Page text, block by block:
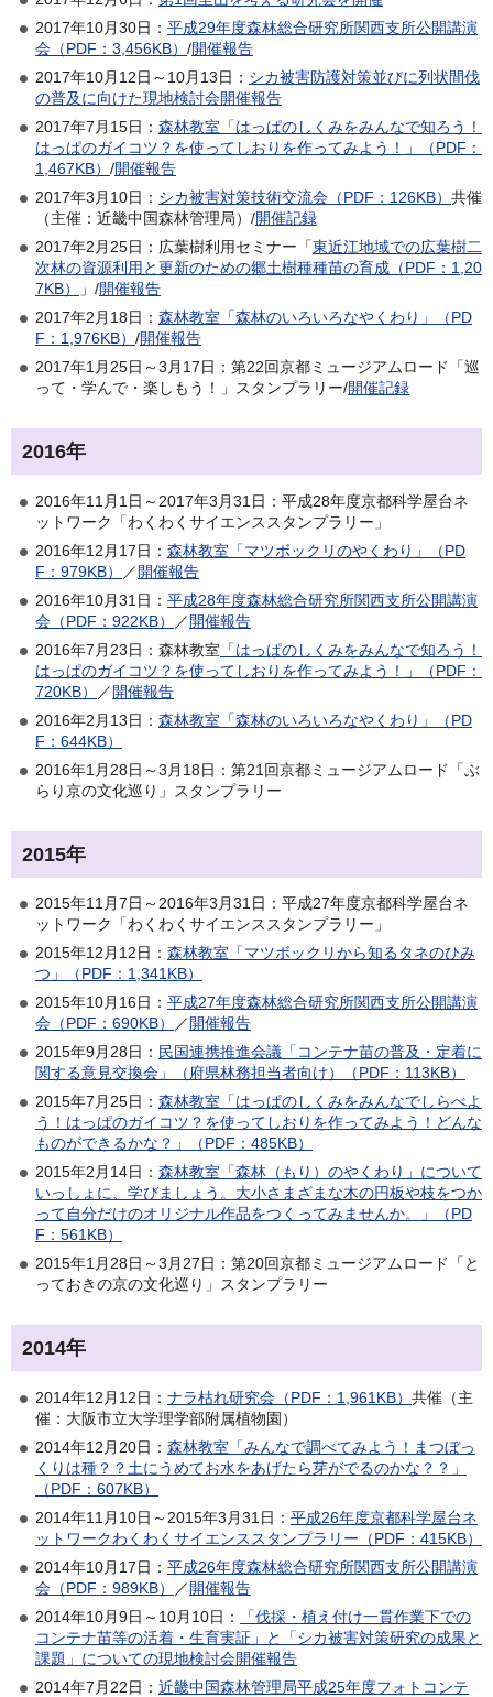
2017年10月30日： 平成29年度森林総合研究所関西支所公開講演
会（PDF：3,456KB） /開催報告
2017年10月12日～10月13日： シカ被害防護対策並びに列状間伐
の普及に向けた現地検討会開催報告
2017年7月15日： 森林教室「はっぱのしくみをみんなで知ろう！
はっぱのガイコツ？を使ってしおりを作ってみよう！」（PDF：
1,467KB） /開催報告
2017年3月10日： シカ被害対策技術交流会（PDF：126KB） 共催
（主催：近畿中国森林管理局）/開催記録
2017年2月25日：広葉樹利用セミナー「東近江地域での広葉樹二
次林の資源利用と更新のための郷土樹種種苗の育成（PDF：1,20
7KB）
」/開催報告
2017年2月18日： 森林教室「森林のいろいろなやくわり」（PD
F：1,976KB） /開催報告
2017年1月25日～3月17日：第22回京都ミュージアムロード「巡
って・学んで・楽しもう！」スタンプラリー/開催記録
2016年
2016年11月1日～2017年3月31日：平成28年度京都科学屋台ネ
ットワーク「わくわくサイエンススタンプラリー」
2016年12月17日： 森林教室「マツボックリのやくわり」（PD
F：979KB）
／開催報告
2016年10月31日： 平成28年度森林総合研究所関西支所公開講演
会（PDF：922KB）
／開催報告
2016年7月23日：森林教室 「はっぱのしくみをみんなで知ろう！
はっぱのガイコツ？を使ってしおりを作ってみよう！」（PDF：
720KB）
／開催報告
2016年2月13日： 森林教室「森林のいろいろなやくわり」（PD
F：644KB）
2016年1月28日～3月18日：第21回京都ミュージアムロード「ぶ
らり京の文化巡り」スタンプラリー
2015年
2015年11月7日～2016年3月31日：平成27年度京都科学屋台ネ
ットワーク「わくわくサイエンススタンプラリー」
2015年12月12日： 森林教室「マツボックリから知るタネのひみ
つ」（PDF：1,341KB）
2015年10月16日： 平成27年度森林総合研究所関西支所公開講演
会（PDF：690KB）
／開催報告
2015年9月28日： 民国連携推進会議「コンテナ苗の普及・定着に
関する意見交換会」（府県林務担当者向け）（PDF：113KB）
2015年7月25日： 森林教室「はっぱのしくみをみんなでしらべよ
う！はっぱのガイコツ？を使ってしおりを作ってみよう！どんな
ものができるかな？」（PDF：485KB）
2015年2月14日： 森林教室「森林（もり）のやくわり」について
いっしょに、学びましょう。大小さまざまな木の円板や枝をつか
って自分だけのオリジナル作品をつくってみませんか。」（PD
F：561KB）
2015年1月28日～3月27日：第20回京都ミュージアムロード「と
っておきの京の文化巡り」スタンプラリー
2014年
2014年12月12日： ナラ枯れ研究会（PDF：1,961KB） 共催（主
催：大阪市立大学理学部附属植物園）
2014年12月20日： 森林教室「みんなで調べてみよう！まつぼっ
くりは種？？土にうめてお水をあげたら芽がでるのかな？？」
（PDF：607KB）
2014年11月10日～2015年3月31日： 平成26年度京都科学屋台ネ
ットワークわくわくサイエンススタンプラリー（PDF：415KB）
2014年10月17日： 平成26年度森林総合研究所関西支所公開講演
会（PDF：989KB）
／開催報告
2014年10月9日～10月10日：
「伐採・植え付け一貫作業下での
コンテナ苗等の活着・生育実証」と「シカ被害対策研究の成果と
課題」についての現地検討会開催報告
2014年7月22日： 近畿中国森林管理局平成25年度フォトコンテ